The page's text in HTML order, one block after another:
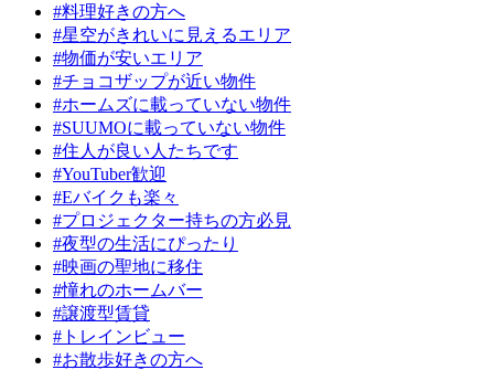
#料理好きの方へ
#星空がきれいに見えるエリア
#物価が安いエリア
#チョコザップが近い物件
#ホームズに載っていない物件
#SUUMOに載っていない物件
#住人が良い人たちです
#YouTuber歓迎
#Eバイクも楽々
#プロジェクター持ちの方必見
#夜型の生活にぴったり
#映画の聖地に移住
#憧れのホームバー
#譲渡型賃貸
#トレインビュー
#お散歩好きの方へ